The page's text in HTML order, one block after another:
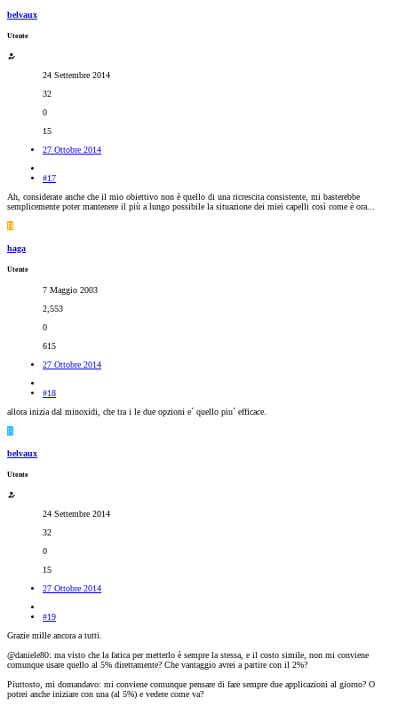
belvaux
Utente
24 Settembre 2014
32
0
15
27 Ottobre 2014
#17
Ah, considerate anche che il mio obiettivo non è quello di una ricrescita consistente, mi basterebbe
semplicemente poter mantenere il più a lungo possibile la situazione dei miei capelli così come è ora...
H
haga
Utente
7 Maggio 2003
2,553
0
615
27 Ottobre 2014
#18
allora inizia dal minoxidi, che tra i le due opzioni e´ quello piu´ efficace.
B
belvaux
Utente
24 Settembre 2014
32
0
15
27 Ottobre 2014
#19
Grazie mille ancora a tutti.
@daniele80: ma visto che la fatica per metterlo è sempre la stessa, e il costo simile, non mi conviene
comunque usare quello al 5% direttamente? Che vantaggio avrei a partire con il 2%?
Piuttosto, mi domandavo: mi conviene comunque pensare di fare sempre due applicazioni al giorno? O
potrei anche iniziare con una (al 5%) e vedere come va?